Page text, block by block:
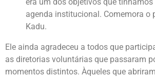
agenda institucional. Comemora o
Kadu.
Ele ainda agradeceu a todos que
as diretorias voluntárias que passaram
momentos distintos. Àqueles que